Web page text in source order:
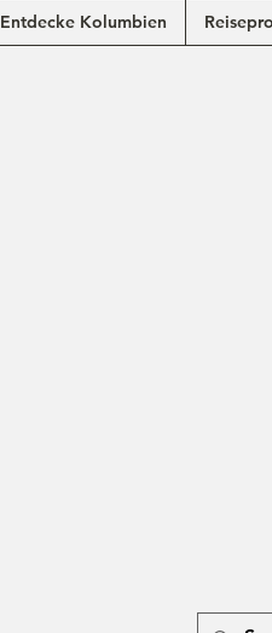
Entdecke Kolumbien